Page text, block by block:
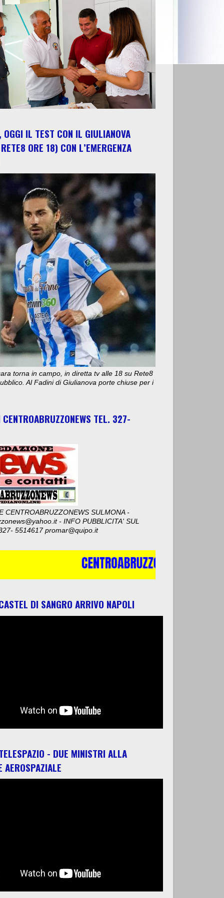
OGGI IL TEST CON IL GIULIANOVA
ORE 18) CON L’EMERGENZA
torna in campo, in diretta tv alle 18 su Rete8
Al Fadini di Giulianova porte chiuse per i
CENTROABRUZZONEWS TEL. 327-
CENTROABRUZZONEWS SULMONA -
- INFO PUBBLICITA' SUL
5514617 promar@quipo.it
DI SANGRO ARRIVO NAPOLI
- DUE MINISTRI ALLA
AEROSPAZIALE